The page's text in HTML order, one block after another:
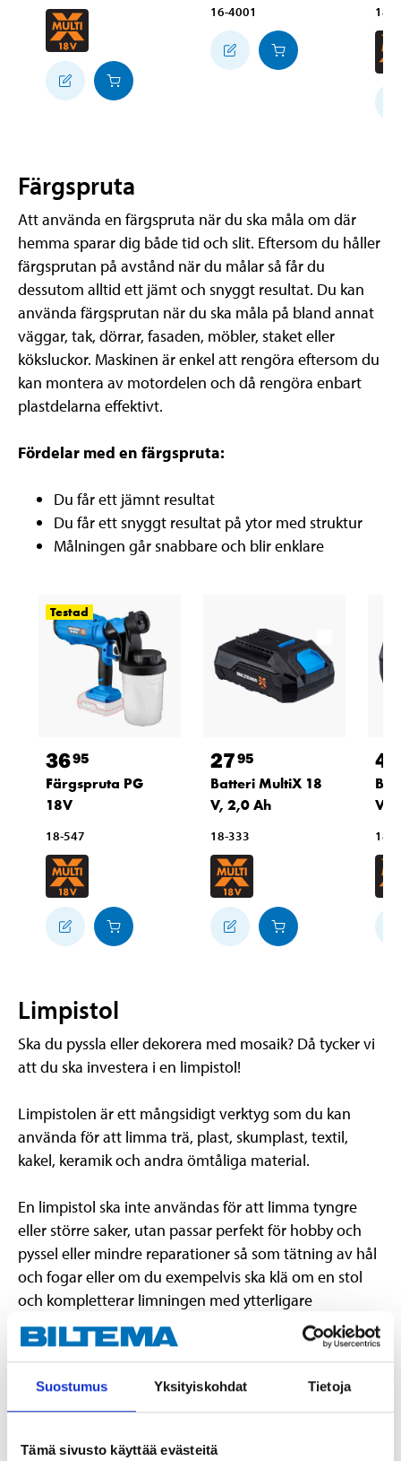
Suostumus Yksityiskohdat Tietoja
Tämä sivusto käyttää evästeitä
16-4001 18-
Färgspruta
Att använda en färgspruta när du ska måla om där
hemma sparar dig både tid och slit. Eftersom du håller
färgsprutan på avstånd när du målar så får du
dessutom alltid ett jämt och snyggt resultat. Du kan
använda färgsprutan när du ska måla på bland annat
väggar, tak, dörrar, fasaden, möbler, staket eller
köksluckor. Maskinen är enkel att rengöra eftersom du
kan montera av motordelen och då rengöra enbart
plastdelarna effektivt.
Fördelar med en färgspruta:
Du får ett jämnt resultat
Du får ett snyggt resultat på ytor med struktur
Målningen går snabbare och blir enklare
Testad
3695
Färgspruta PG
18V
18-547
2795
Batteri MultiX 18
V, 2,0 Ah
18-333
44
V,
18-
Limpistol
Ska du pyssla eller dekorera med mosaik? Då tycker vi
att du ska investera i en limpistol!
Limpistolen är ett mångsidigt verktyg som du kan
använda för att limma trä, plast, skumplast, textil,
kakel, keramik och andra ömtåliga material.
En limpistol ska inte användas för att limma tyngre
eller större saker, utan passar perfekt för hobby och
pyssel eller mindre reparationer så som tätning av hål
och fogar eller om du exempelvis ska klä om en stol
och kompletterar limningen med ytterligare
infästning.
snabbt att använda, det torkar snabbt och du kan
använda limpistolen med hög precision, vilket gör att
du kan använda den för såväl fina hantverk som